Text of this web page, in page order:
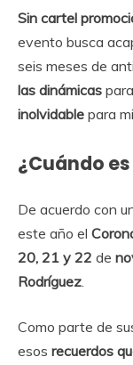
Sin cartel
evento busca
seis meses de
las dinámicas
inolvidable para
¿Cuándo
De acuerdo con
este año el
20, 21 y 22 de
Rodríguez.
Como parte de
esos recuerdos